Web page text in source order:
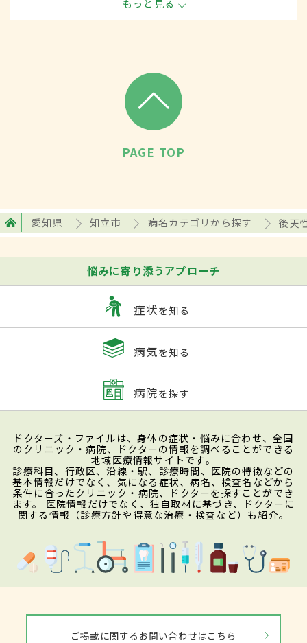
多く緑も豊かで、季節ごとにさまざまなイベントが開か
れている。病院や子育てのための施設も充実。
もっと見る
PAGE TOP
愛知県 知立市 病名カテゴリから探す 後天
悩みに寄り添うアプローチ
症状を知る
病気を知る
病院を探す
ドクターズ・ファイルは、身体の症状・悩みに合わせ、全国
のクリニック・病院、ドクターの情報を調べることができる
地域医療情報サイトです。
診療科目、行政区、沿線・駅、診療時間、医院の特徴などの
基本情報だけでなく、気になる症状、病名、検査名などから
条件に合ったクリニック・病院、ドクターを探すことができ
ます。 医院情報だけでなく、独自取材に基づき、ドクターに
関する情報（診療方針や得意な治療・検査など）も紹介。
ご掲載に関するお問い合わせはこちら